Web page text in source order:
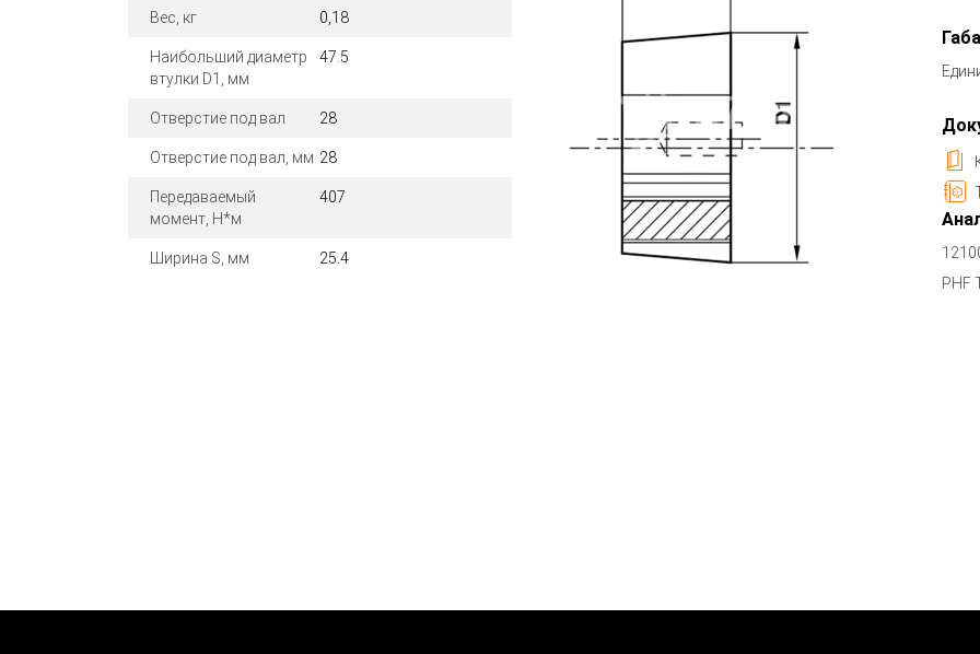
Вес, кг 0,18
Наибольший диаметр
втулки D1, мм
47.5
Отверстие под вал 28
Отверстие под вал, мм 28
Передаваемый
момент, Н*м
407
Ширина S, мм 25.4
PHF